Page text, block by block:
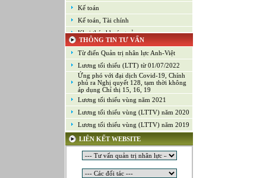
Kế toán
Kế toán, Tài chính
Khai thác khoáng sản
Kiểm soát chất lượng (Game)
Kinh doanh
Kỹ thuật ứng dụng
Lập trình
Lập trình Game
Luật
Môi giới chứng khoán
Mỹ thuật công nghiệp
Nghiên cứu và Phát triển
Ngoại ngữ
Nhân sự
THÔNG TIN TƯ VẤN
Từ điển Quản trị nhân lực Anh-Việt
Lương tối thiểu (LTT) từ 01/07/2022
Ứng phó với đại dịch Covid-19, Chính
phủ ra Nghị quyết 128, tạm thời không
áp dụng Chỉ thị 15, 16, 19
Lương tối thiểu vùng năm 2021
Lương tối thiểu vùng (LTTV) năm 2020
Lương tối thiểu vùng (LTTV) năm 2019
LIÊN KẾT WEBSITE